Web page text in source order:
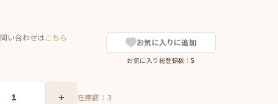
い合わせはこちら お気に入りに追加
お気に入り総登録数：5
在庫数： 3